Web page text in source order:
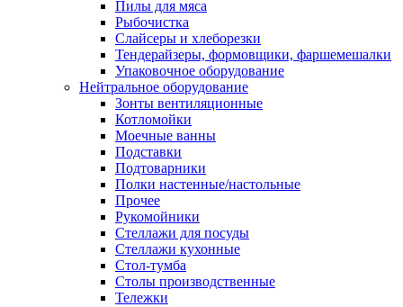
Пилы для мяса
Рыбочистка
Слайсеры и хлеборезки
Тендерайзеры, формовщики, фаршемешалки
Упаковочное оборудование
Нейтральное оборудование
Зонты вентиляционные
Котломойки
Моечные ванны
Подставки
Подтоварники
Полки настенные/настольные
Прочее
Рукомойники
Стеллажи для посуды
Стеллажи кухонные
Стол-тумба
Столы производственные
Тележки